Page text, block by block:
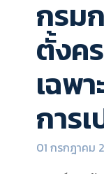
กรม
ตั้งค
เฉพ
การ
01 กรกฎาคม